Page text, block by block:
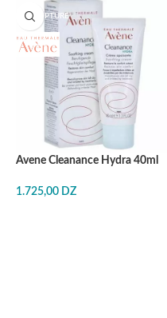
EN RUPTURE
Avene Cleanance Hydra 40ml
1.725,00 DZ